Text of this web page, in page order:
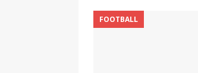
FOOTBALL